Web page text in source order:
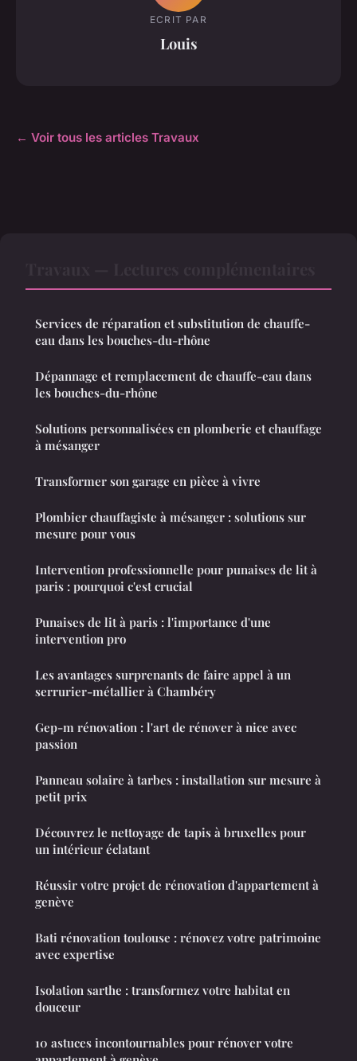
ECRIT PAR
Louis
← Voir tous les articles Travaux
Services de réparation et substitution de chauffe-
eau dans les bouches-du-rhône
Dépannage et remplacement de chauffe-eau dans
les bouches-du-rhône
Solutions personnalisées en plomberie et chauffage
à mésanger
Transformer son garage en pièce à vivre
Plombier chauffagiste à mésanger : solutions sur
mesure pour vous
Intervention professionnelle pour punaises de lit à
paris : pourquoi c'est crucial
Punaises de lit à paris : l'importance d'une
intervention pro
Les avantages surprenants de faire appel à un
serrurier-métallier à Chambéry
Gep-m rénovation : l'art de rénover à nice avec
passion
Panneau solaire à tarbes : installation sur mesure à
petit prix
Découvrez le nettoyage de tapis à bruxelles pour
un intérieur éclatant
Réussir votre projet de rénovation d'appartement à
genève
Bati rénovation toulouse : rénovez votre patrimoine
avec expertise
Isolation sarthe : transformez votre habitat en
douceur
10 astuces incontournables pour rénover votre